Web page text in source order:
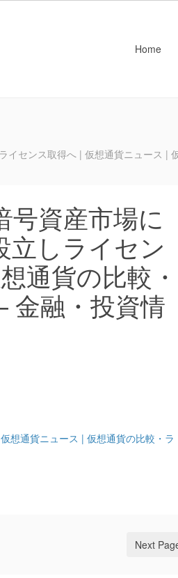
Home
センス取得へ | 仮想通貨ニュース |
資産市場に
立しライセン
通貨の比較・
金融・投資情
想通貨ニュース | 仮想通貨の比較・ラ
Next